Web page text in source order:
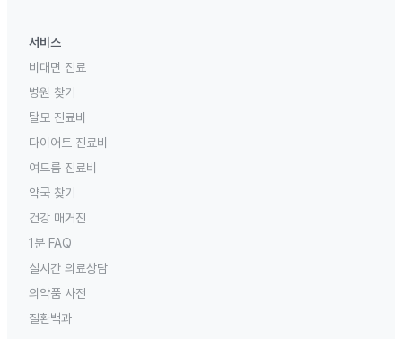
서비스
비대면 진료
병원 찾기
탈모 진료비
다이어트 진료비
여드름 진료비
약국 찾기
건강 매거진
1분 FAQ
실시간 의료상담
의약품 사전
질환백과